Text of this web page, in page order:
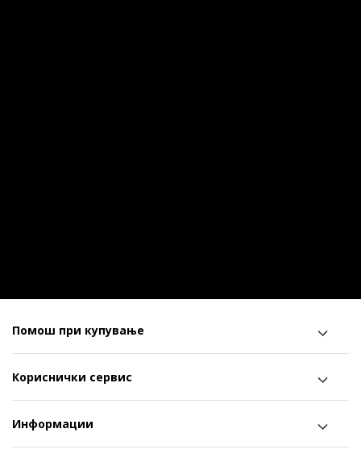
Помош при купување
Кориснички сервис
Информации